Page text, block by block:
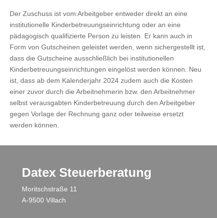
Der Zuschuss ist vom Arbeitgeber entweder direkt an eine
institutionelle Kinderbetreuungseinrichtung oder an eine
pädagogisch qualifizierte Person zu leisten. Er kann auch in
Form von Gutscheinen geleistet werden, wenn sichergestellt ist,
dass die Gutscheine ausschließlich bei institutionellen
Kinderbetreuungseinrichtungen eingelöst werden können. Neu
ist, dass ab dem Kalenderjahr 2024 zudem auch die Kosten
einer zuvor durch die Arbeitnehmerin bzw. den Arbeitnehmer
selbst verausgabten Kinderbetreuung durch den Arbeitgeber
gegen Vorlage der Rechnung ganz oder teilweise ersetzt
werden können.
Datex Steuerberatung
Moritschstraße 11
A-9500 Villach